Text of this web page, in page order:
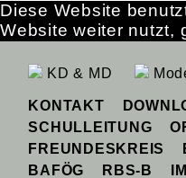
KD & MD
KONTAKT
SCHULLEITUNG
FREUNDESKREIS
BAFÖG
RBS-B
Diese Website
Website weiter nutzt,